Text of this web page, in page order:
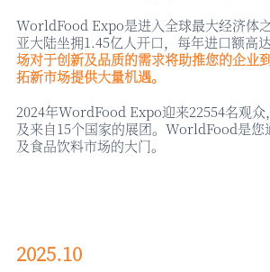
WorldFood Expo是进入全球最大经济体
亚大陆坐拥1.45亿人开口，每年进口额高达
场对于创新及品质的需求将助推您的企业
拓新市场提供大量机遇。
2024年WordFood Expo迎来22554名观众
及来自15个国家的展团。WorldFood是您
及食品饮料市场的大门。
2025.10